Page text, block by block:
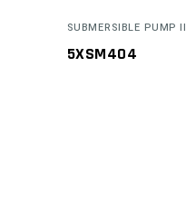
SUBMERSIBLE PUMP II
5XSM404